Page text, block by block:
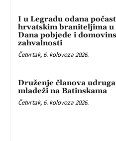
I u Legradu odana
hrvatskim braniteljima u
Dana pobjede i
zahvalnosti
Četvrtak, 6. kolovoza 2026.
Druženje članova
mladeži na Batinskama
Četvrtak, 6. kolovoza 2026.